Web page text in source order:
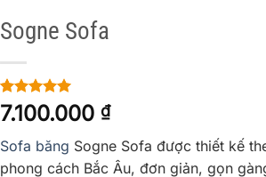
Sogne Sofa
5trên 5
dựa trên
1
7.100.000 ₫
Sofa băng Sogne Sofa được thiết kế
phong cách Bắc Âu, đơn giản, gọn